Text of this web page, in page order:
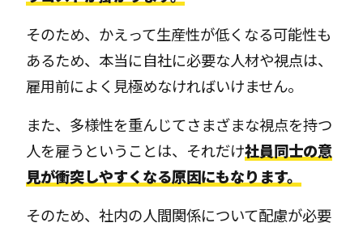
そのため、かえって生産性が低くなる可能性も
あるため、本当に自社に必要な人材や視点は、
雇用前によく見極めなければいけません。
また、多様性を重んじてさまざまな視点を持つ
人を雇うということは、それだけ社員同士の意
見が衝突しやすくなる原因にもなります。
そのため、社内の人間関係について配慮が必要